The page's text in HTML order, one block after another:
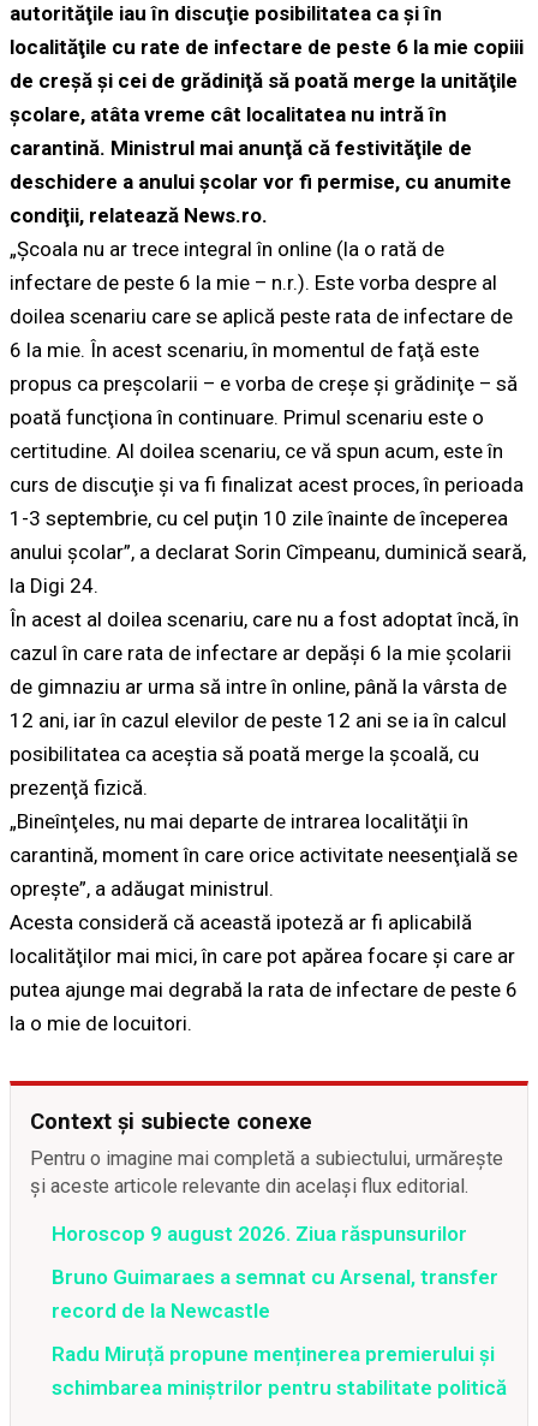
autorităţile iau în discuţie posibilitatea ca şi în
localităţile cu rate de infectare de peste 6 la mie copiii
de creşă şi cei de grădiniţă să poată merge la unităţile
şcolare, atâta vreme cât localitatea nu intră în
carantină. Ministrul mai anunţă că festivităţile de
deschidere a anului şcolar vor fi permise, cu anumite
condiţii, relatează News.ro.
„Şcoala nu ar trece integral în online (la o rată de
infectare de peste 6 la mie – n.r.). Este vorba despre al
doilea scenariu care se aplică peste rata de infectare de
6 la mie. În acest scenariu, în momentul de faţă este
propus ca preşcolarii – e vorba de creşe şi grădiniţe – să
poată funcţiona în continuare. Primul scenariu este o
certitudine. Al doilea scenariu, ce vă spun acum, este în
curs de discuţie şi va fi finalizat acest proces, în perioada
1-3 septembrie, cu cel puţin 10 zile înainte de începerea
anului şcolar”, a declarat Sorin Cîmpeanu, duminică seară,
la Digi 24.
În acest al doilea scenariu, care nu a fost adoptat încă, în
cazul în care rata de infectare ar depăşi 6 la mie şcolarii
de gimnaziu ar urma să intre în online, până la vârsta de
12 ani, iar în cazul elevilor de peste 12 ani se ia în calcul
posibilitatea ca aceştia să poată merge la şcoală, cu
prezenţă fizică.
„Bineînţeles, nu mai departe de intrarea localităţii în
carantină, moment în care orice activitate neesenţială se
opreşte”, a adăugat ministrul.
Acesta consideră că această ipoteză ar fi aplicabilă
localităţilor mai mici, în care pot apărea focare şi care ar
putea ajunge mai degrabă la rata de infectare de peste 6
la o mie de locuitori.
Context și subiecte conexe
Pentru o imagine mai completă a subiectului, urmărește
și aceste articole relevante din același flux editorial.
Horoscop 9 august 2026. Ziua răspunsurilor
Bruno Guimaraes a semnat cu Arsenal, transfer
record de la Newcastle
Radu Miruță propune menținerea premierului și
schimbarea miniștrilor pentru stabilitate politică